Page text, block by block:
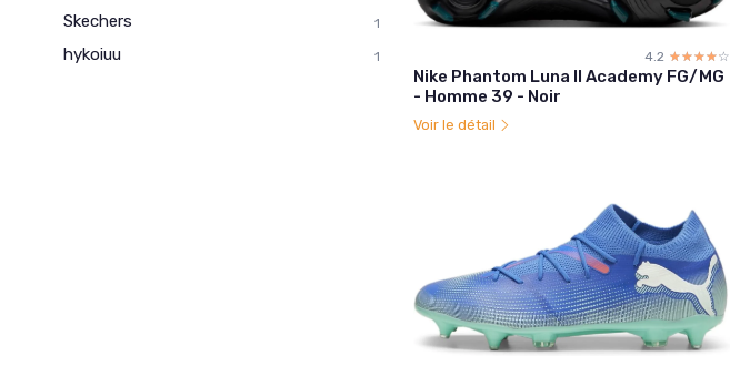
Skechers 1
hykoiuu 1 4.2 ☆☆☆☆☆
★★★★★
Nike Phantom Luna II Academy FG/MG
- Homme 39 - Noir
Voir le détail